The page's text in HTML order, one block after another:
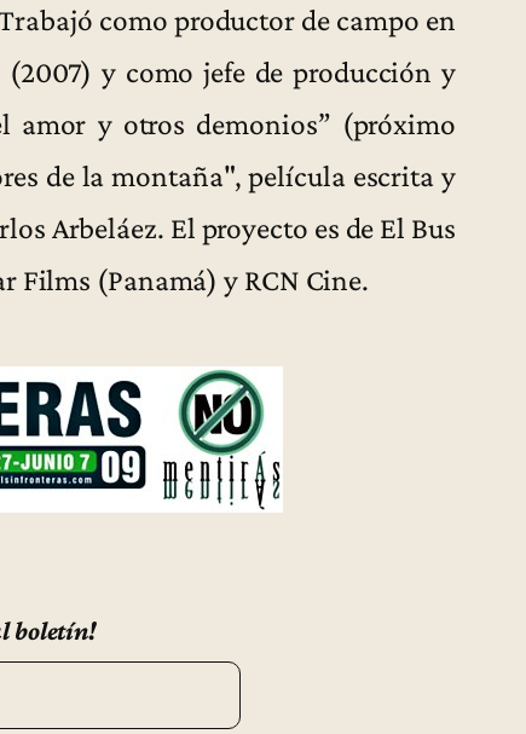
como productor de campo en
y como jefe de producción y
amor y otros demonios” (próximo
de la montaña", película escrita y
Arbeláez. El proyecto es de El Bus
Films (Panamá) y RCN Cine.
boletín!